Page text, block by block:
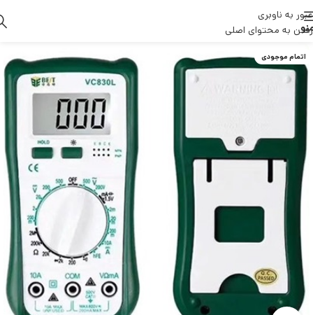
عبور به ناوبری
رفتن به محتوای اصلی
اتمام موجودی